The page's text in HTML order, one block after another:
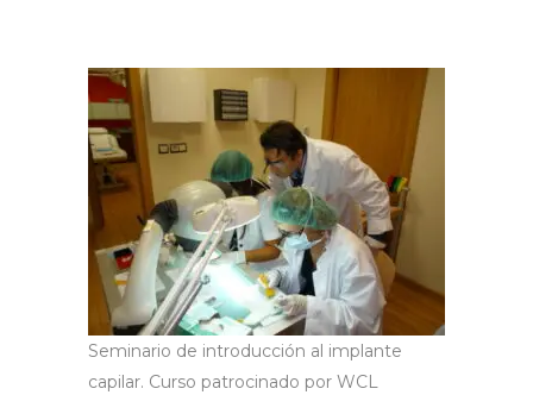
Seminario de introducción al implante
capilar. Curso patrocinado por WCL